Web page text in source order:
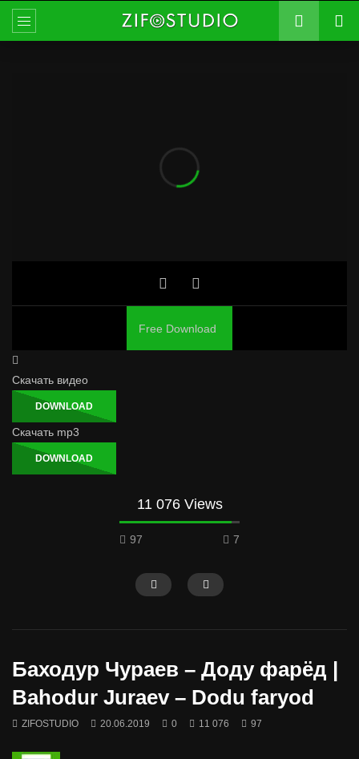
Free Download
Скачать видео
DOWNLOAD
Скачать mp3
DOWNLOAD
11 076 Views
97 7
Баходур Чураев – Доду фарёд |
Bahodur Juraev – Dodu faryod
ZIFOSTUDIO 20.06.2019 0 11 076 97